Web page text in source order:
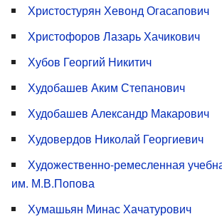
Христостурян Хевонд Огасапович
Христофоров Лазарь Хачикович
Хубов Георгий Никитич
Худобашев Аким Степанович
Худобашев Александр Макарович
Худовердов Николай Георгиевич
Художественно-ремесленная
им. М.В.Попова
Хумашьян Минас Хачатурович